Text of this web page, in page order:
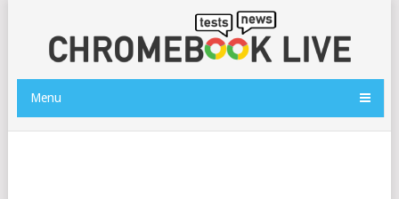
Menu